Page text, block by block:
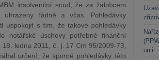
insolvenční soud, že za žalobcem
řádně a včas. Pohledávky
uspokojit s tím, že takové pohledávky
notářské úschovy potřebné finanční
ledna 2011, č. j. 17 Cm 95/2009-73,
určení, že sporné pohledávky této
unii